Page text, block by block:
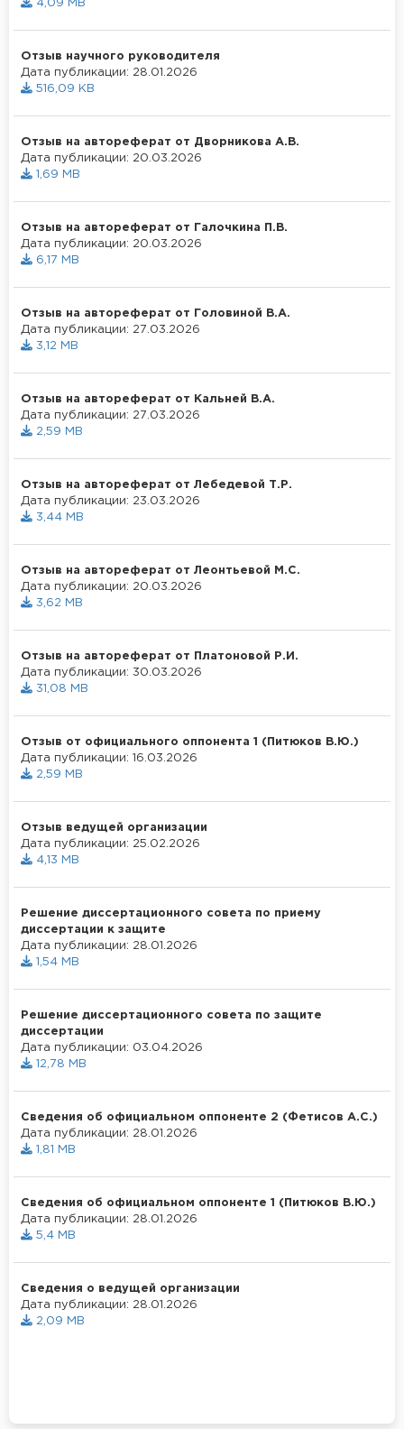
4,09 MB
Отзыв научного руководителя
Дата публикации: 28.01.2026
516,09 KB
Отзыв на автореферат от Дворникова А.В.
Дата публикации: 20.03.2026
1,69 MB
Отзыв на автореферат от Галочкина П.В.
Дата публикации: 20.03.2026
6,17 MB
Отзыв на автореферат от Головиной В.А.
Дата публикации: 27.03.2026
3,12 MB
Отзыв на автореферат от Кальней В.А.
Дата публикации: 27.03.2026
2,59 MB
Отзыв на автореферат от Лебедевой Т.Р.
Дата публикации: 23.03.2026
3,44 MB
Отзыв на автореферат от Леонтьевой М.С.
Дата публикации: 20.03.2026
3,62 MB
Отзыв на автореферат от Платоновой Р.И.
Дата публикации: 30.03.2026
31,08 MB
Отзыв от официального оппонента 1 (Питюков В.Ю.)
Дата публикации: 16.03.2026
2,59 MB
Отзыв ведущей организации
Дата публикации: 25.02.2026
4,13 MB
Решение диссертационного совета по приему
диссертации к защите
Дата публикации: 28.01.2026
1,54 MB
Решение диссертационного совета по защите
диссертации
Дата публикации: 03.04.2026
12,78 MB
Сведения об официальном оппоненте 2 (Фетисов А.С.)
Дата публикации: 28.01.2026
1,81 MB
Сведения об официальном оппоненте 1 (Питюков В.Ю.)
Дата публикации: 28.01.2026
5,4 MB
Сведения о ведущей организации
Дата публикации: 28.01.2026
2,09 MB